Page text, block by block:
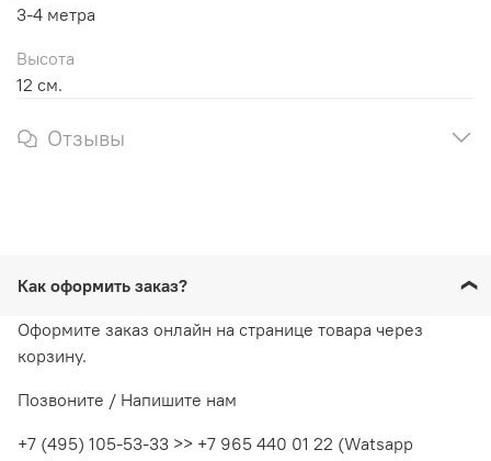
3-4 метра
Высота
12 см.
Отзывы
Как оформить заказ?
Оформите заказ онлайн на странице товара через
корзину.
Позвоните / Напишите нам
+7 (495) 105-53-33 >> +7 965 440 01 22 (Watsapp